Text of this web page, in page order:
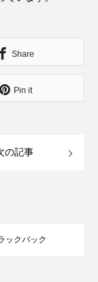
Share
Pin it
の記事
ックバック